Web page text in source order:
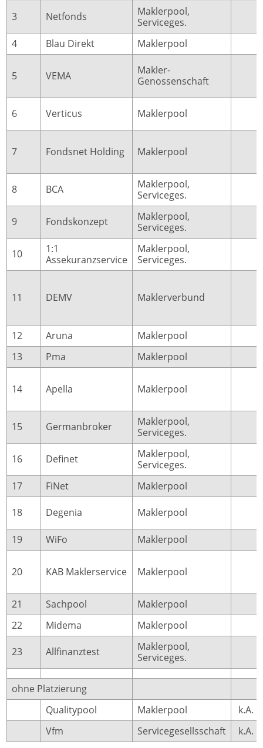
3 Netfonds
Maklerpool,
Serviceges.
4 Blau Direkt Maklerpool
5 VEMA
Makler-
Genossenschaft
6 Verticus Maklerpool
7 Fondsnet Holding Maklerpool
8 BCA
Maklerpool,
Serviceges.
9 Fondskonzept
Maklerpool,
Serviceges.
10
1:1
Assekuranzservice
Maklerpool,
Serviceges.
11 DEMV Maklerverbund
12 Aruna Maklerpool
13
Pma Maklerpool
14 Apella Maklerpool
15 Germanbroker
Maklerpool,
Serviceges.
16 Definet
Maklerpool,
Serviceges.
17 FiNet Maklerpool
18 Degenia Maklerpool
19 WiFo Maklerpool
20 KAB Maklerservice Maklerpool
21 Sachpool Maklerpool
22
Midema Maklerpool
23 Allfinanztest
Maklerpool,
Serviceges.
ohne Platzierung
Qualitypool
Maklerpool
k.A.
Vfm
Servicegesellsschaft k.A.